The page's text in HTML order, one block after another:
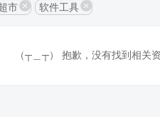
市 软件工具
（┬＿┬） 抱歉，没有找到相关